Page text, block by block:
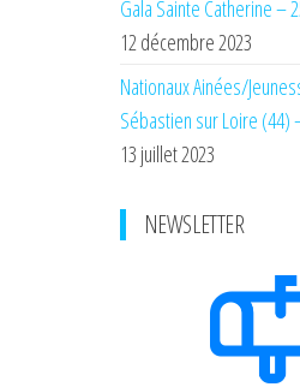
Gala Sainte Catherine –
12 décembre 2023
Nationaux Ainées/
Sébastien sur Loire (44)
13 juillet 2023
NEWSLETTER